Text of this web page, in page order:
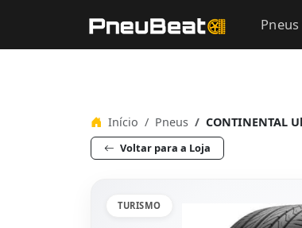
Pneus
Início Pneus CONTINENTAL
Voltar para a Loja
TURISMO